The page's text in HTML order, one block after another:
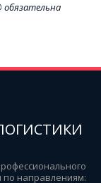
обязательна
по направлениям: